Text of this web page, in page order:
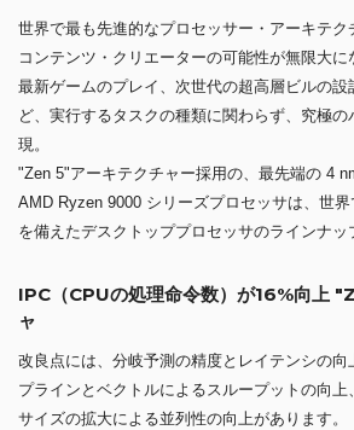
世界で最も先進的なプロセッサー・アーキテ
コンテンツ・クリエーターの可能性が無限大に
最新ゲームのプレイ、次世代の超高層ビルの設
ど、実行するタスクの種類に関わらず、究極
現。
"Zen 5"アーキテクチャー採用の、最先端の 4
AMD Ryzen 9000 シリーズプロセッサは、世
を備えたデスクトッププロセッサのラインナッ
IPC（CPUの処理命令数）が16%向上
ャ
改良点には、分岐予測の精度とレイテンシの向
プラインとベクトルによるスループットの向上
サイズの拡大による並列性の向上があります。